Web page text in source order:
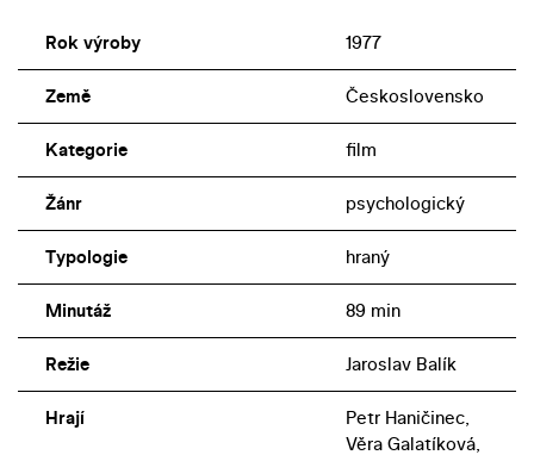
Rok výroby 1977
Země Československo
Kategorie film
Žánr psychologický
Typologie hraný
Minutáž 89 min
Režie Jaroslav Balík
Hrají
Petr Haničinec,
Věra Galatíková,